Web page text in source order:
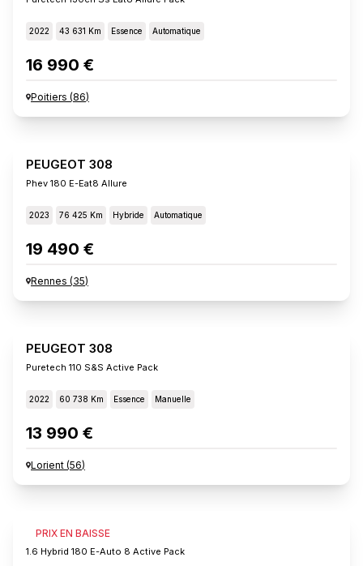
2022 43 631 Km Essence Automatique
16 990 €
Poitiers (86)
PEUGEOT 308
Phev 180 E-Eat8 Allure
2023 76 425 Km Hybride Automatique
19 490 €
Rennes (35)
PEUGEOT 308
Puretech 110 S&s Active Pack
2022 60 738 Km Essence Manuelle
13 990 €
Lorient (56)
PRIX EN BAISSE
PEUGEOT 308
1.6 Hybrid 180 E-Auto 8 Active Pack